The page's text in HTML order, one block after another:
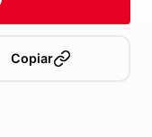
Copiar